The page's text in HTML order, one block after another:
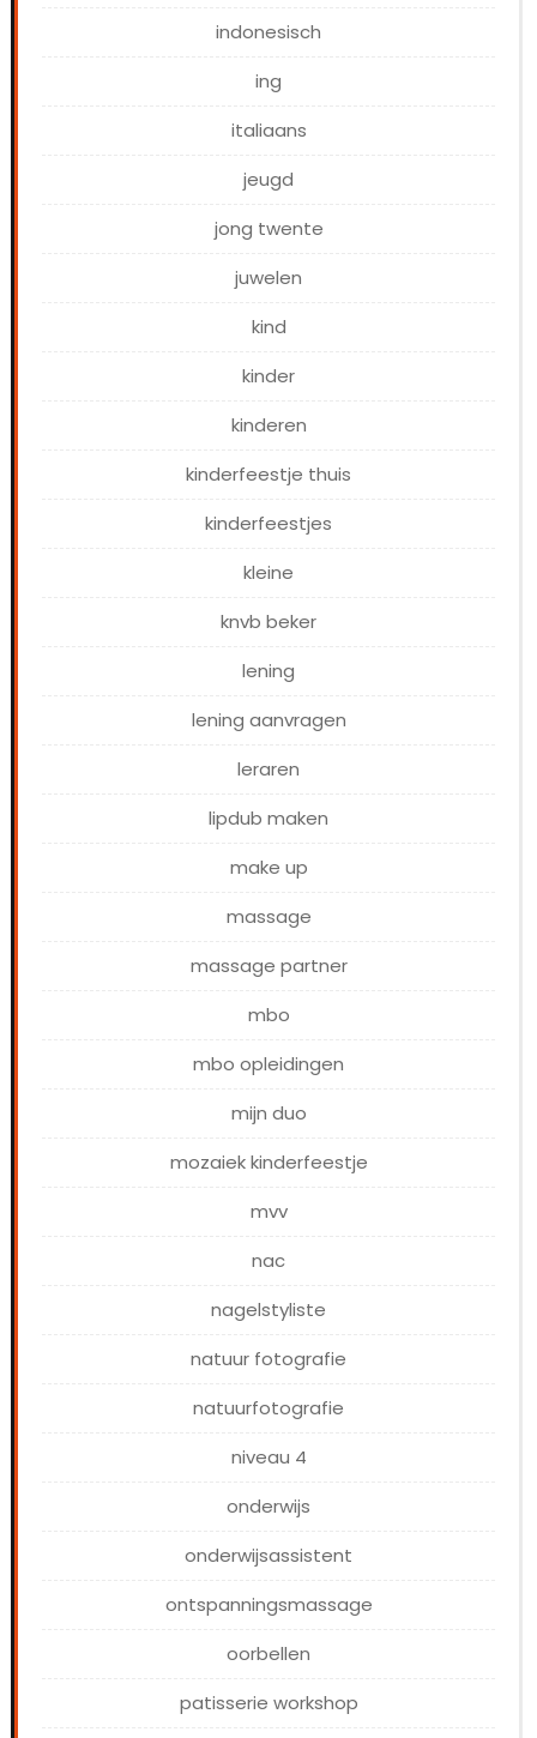
indonesisch
ing
italiaans
jeugd
jong twente
juwelen
kind
kinder
kinderen
kinderfeestje thuis
kinderfeestjes
kleine
knvb beker
lening
lening aanvragen
leraren
lipdub maken
make up
massage
massage partner
mbo
mbo opleidingen
mijn duo
mozaiek kinderfeestje
mvv
nac
nagelstyliste
natuur fotografie
natuurfotografie
niveau 4
onderwijs
onderwijsassistent
ontspanningsmassage
oorbellen
patisserie workshop